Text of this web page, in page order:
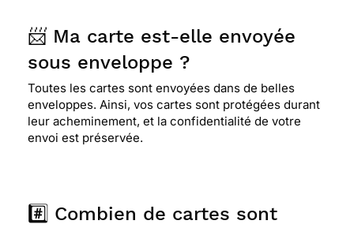
📨 Ma carte est-elle envoyée
sous enveloppe ?
Toutes les cartes sont envoyées dans de belles
enveloppes. Ainsi, vos cartes sont protégées durant
leur acheminement, et la confidentialité de votre
envoi est préservée.
#️⃣ Combien de cartes sont